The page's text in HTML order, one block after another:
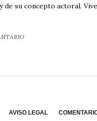
y de su concepto actoral. Vive
AVISO LEGAL